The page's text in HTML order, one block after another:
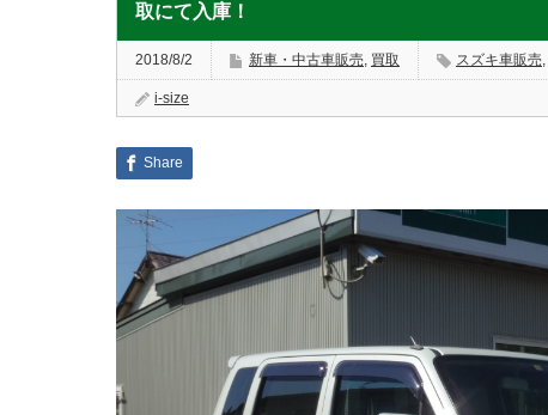
取にて入庫！
2018/8/2 新車・中古車販売, 買取 スズキ車販売,
i-size
Share